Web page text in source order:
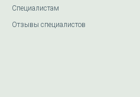
Специалистам
Отзывы специалистов